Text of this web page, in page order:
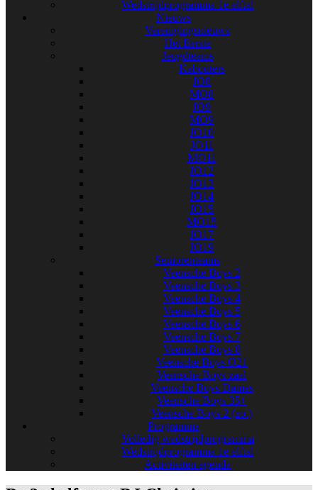
Wedstrijdprogramma 1e elftal
Nieuws
Verenigingsnieuws
Het Eerste
Jeugdteams
Kabouters
JO8
MO8
JO9
MO9
JO10
JO11
MO11
JO12
JO13
JO14
JO15
MO15
JO17
JO19
Seniorenteams
Veensche Boys 2
Veensche Boys 3
Veensche Boys 4
Veensche Boys 5
Veensche Boys 6
Veensche Boys 7
Veensche Boys 8
Veensche Boys O21
Veensche Boys zaal
Veensche Boys Dames
Veensche Boys 35+
Veensche Boys 2 (zo.)
Programma
Volledig wedstrijdprogramma
Wedstrijdprogramma 1e elftal
Activiteiten agenda